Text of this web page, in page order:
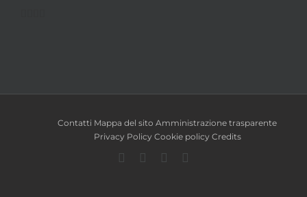
Contatti Mappa del sito Amministrazione trasparente
Privacy Policy Cookie policy Credits
Facebook
TwitterYouTube